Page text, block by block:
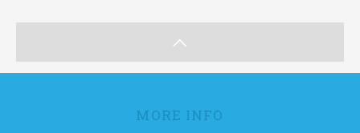
MORE INFO